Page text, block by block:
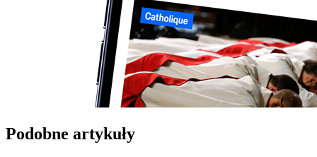
Podobne artykuły